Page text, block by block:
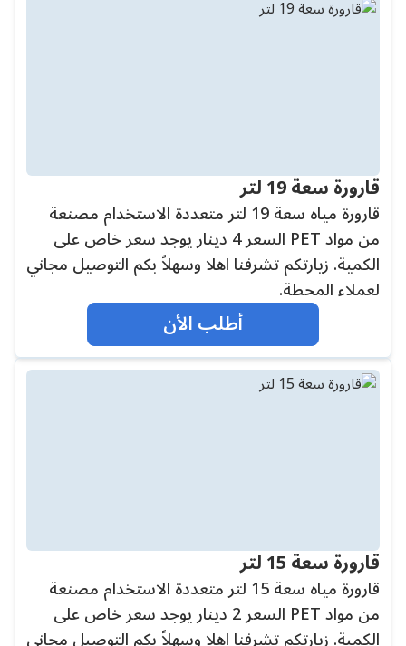
قارورة سعة 19 لتر
قارورة مياه سعة 19 لتر متعددة الاستخدام مصنعة
من مواد PET السعر 4 دينار يوجد سعر خاص على
الكمية. زيارتكم تشرفنا اهلا وسهلاً بكم التوصيل مجاني
لعملاء المحطة.
أطلب الأن
قارورة سعة 15 لتر
قارورة مياه سعة 15 لتر متعددة الاستخدام مصنعة
من مواد PET السعر 2 دينار يوجد سعر خاص على